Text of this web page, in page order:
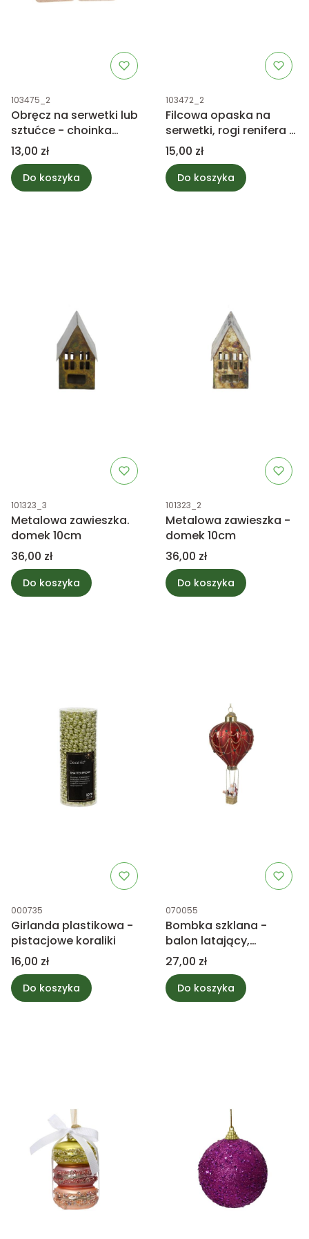
Kod produktu
103475_2
Obręcz na serwetki lub
sztućce - choinka
filcowa brązowa 12cm
Cena
13,00 zł
Do koszyka
Kod produktu
103472_2
Filcowa opaska na
serwetki, rogi renifera -
zestaw 4 sztuki w
brązowym kolorze
Cena
15,00 zł
Do koszyka
Kod produktu
101323_3
Metalowa zawieszka.
domek 10cm
Cena
36,00 zł
Do koszyka
Kod produktu
101323_2
Metalowa zawieszka -
domek 10cm
Cena
36,00 zł
Do koszyka
Kod produktu
000735
Girlanda plastikowa -
pistacjowe koraliki
Cena
16,00 zł
Do koszyka
Kod produktu
070055
Bombka szklana -
balon latający,
czerwony
Cena
27,00 zł
Do koszyka